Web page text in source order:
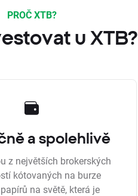
PROČ XTB?
u XTB?
a spolehlivě
z největších brokerských
kótovaných na burze
na světě, která je